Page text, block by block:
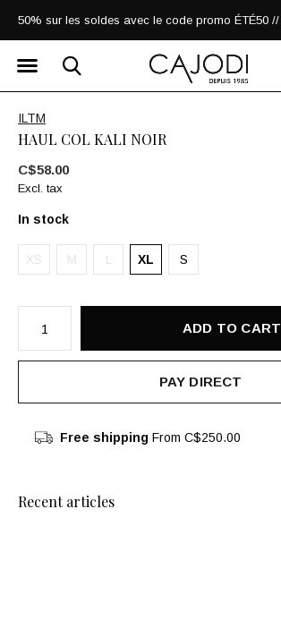
ILTM
HAUL COL KALI NOIR
C$58.00
Excl. tax
In stock
XS M L XL S
ADD TO CART
PAY DIRECT
Free shipping From C$250.00
Recent articles